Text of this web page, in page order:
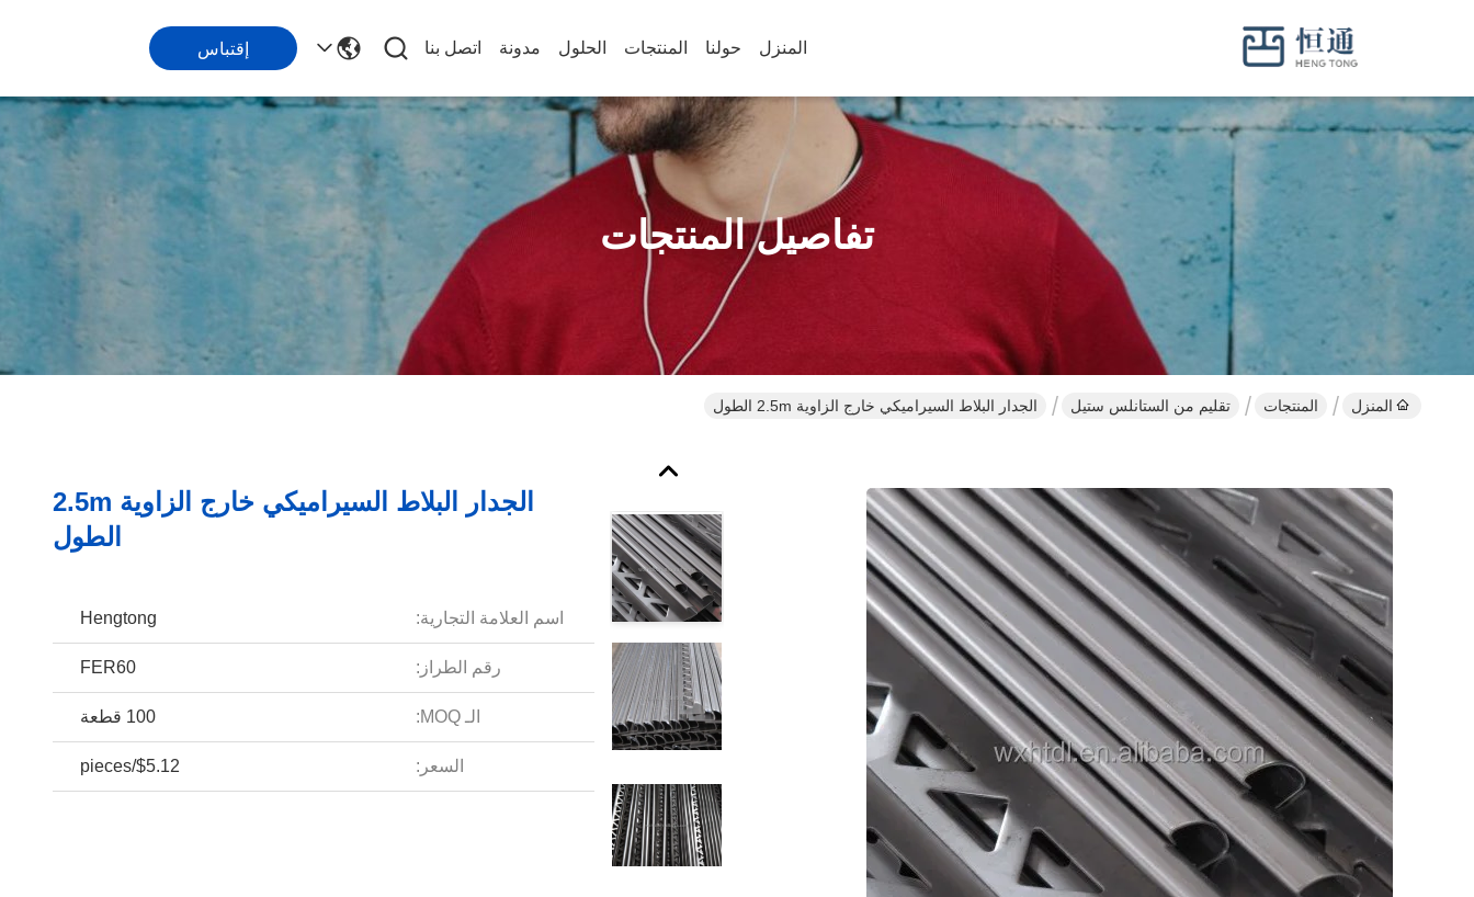
المنزل حولنا المنتجات الحلول مدونة اتصل بنا إقتباس
تفاصيل المنتجات
المنزل المنتجات تقليم من الستانلس ستيل الجدار البلاط السيراميكي خارج الزاوية 2.5m الطول
الجدار البلاط السيراميكي خارج الزاوية 2.5m
الطول
اسم العلامة التجارية: Hengtong
رقم الطراز: FER60
الـ MOQ: 100 قطعة
السعر: $5.12/pieces